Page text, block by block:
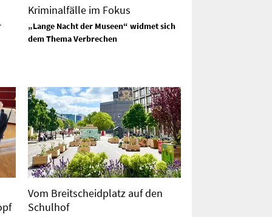
Kriminalfälle im Fokus
„Lange Nacht der Museen“ widmet sich
dem Thema Verbrechen
Vom Breitscheidplatz auf den
Schulhof